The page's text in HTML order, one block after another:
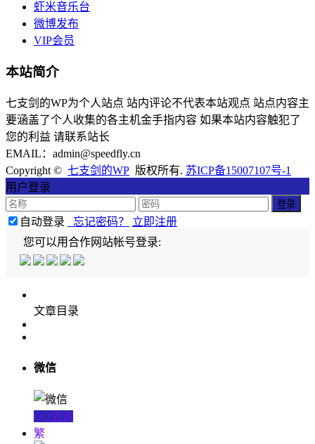
虾米音乐台
微博发布
VIP会员
本站简介
七支剑的WP为个人站点 站内评论不代表本站观点 站点内容主
要涵盖了个人收集的各主机金手指内容 如果本站内容触犯了
您的利益 请联系站长
EMAIL：admin@speedfly.cn
Copyright © 七支剑的WP 版权所有. 苏ICP备15007107号-1
用户登录
自动登录 忘记密码？
立即注册
您可以用合作网站帐号登录:
文章目录
微信
QQ咨询
繁